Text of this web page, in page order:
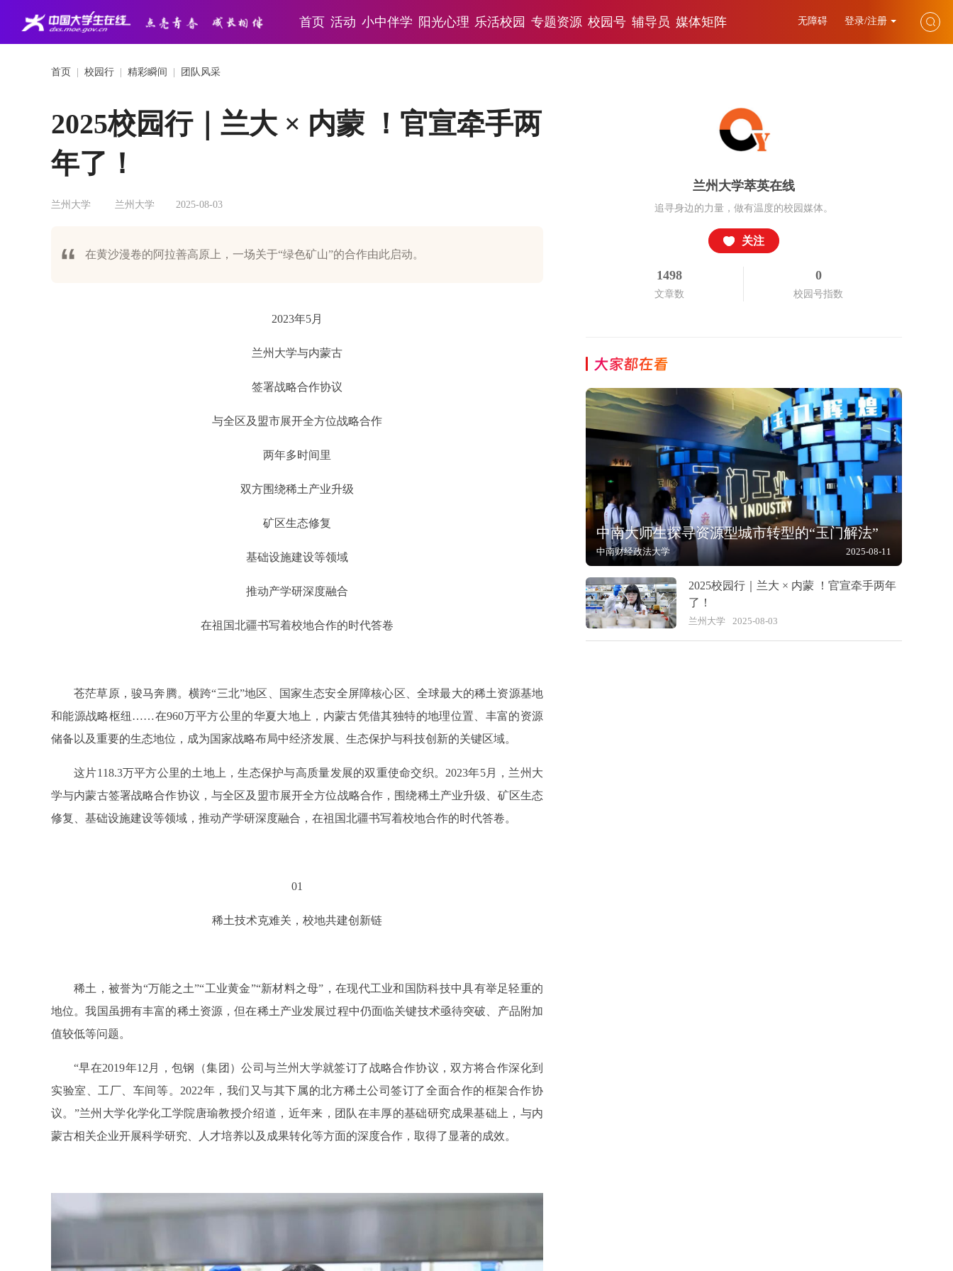
首页 活动 小中伴学 阳光心理 乐活校园 专题资源 校园号 辅导员 媒体矩阵 无障碍 登录/注册
首页 校园行 精彩瞬间 团队风采
2025校园行｜兰大 × 内蒙 ！官宣牵手两
年了！
兰州大学 兰州大学 2025-08-03
在黄沙漫卷的阿拉善高原上，一场关于“绿色矿山”的合作由此启动。
2023年5月
兰州大学与内蒙古
签署战略合作协议
与全区及盟市展开全方位战略合作
两年多时间里
双方围绕稀土产业升级
矿区生态修复
基础设施建设等领域
推动产学研深度融合
在祖国北疆书写着校地合作的时代答卷
苍茫草原，骏马奔腾。横跨“三北”地区、国家生态安全屏障核心区、全球最大的稀土资源基地
和能源战略枢纽……在960万平方公里的华夏大地上，内蒙古凭借其独特的地理位置、丰富的资源
储备以及重要的生态地位，成为国家战略布局中经济发展、生态保护与科技创新的关键区域。
这片118.3万平方公里的土地上，生态保护与高质量发展的双重使命交织。2023年5月，兰州大
学与内蒙古签署战略合作协议，与全区及盟市展开全方位战略合作，围绕稀土产业升级、矿区生态
修复、基础设施建设等领域，推动产学研深度融合，在祖国北疆书写着校地合作的时代答卷。
01
稀土技术克难关，校地共建创新链
稀土，被誉为“万能之土”“工业黄金”“新材料之母”，在现代工业和国防科技中具有举足轻重的
地位。我国虽拥有丰富的稀土资源，但在稀土产业发展过程中仍面临关键技术亟待突破、产品附加
值较低等问题。
“早在2019年12月，包钢（集团）公司与兰州大学就签订了战略合作协议，双方将合作深化到
实验室、工厂、车间等。2022年，我们又与其下属的北方稀土公司签订了全面合作的框架合作协
议。”兰州大学化学化工学院唐瑜教授介绍道，近年来，团队在丰厚的基础研究成果基础上，与内
蒙古相关企业开展科学研究、人才培养以及成果转化等方面的深度合作，取得了显著的成效。
兰州大学萃英在线
追寻身边的力量，做有温度的校园媒体。
关注
1498
文章数
0
校园号指数
大家都在看
中南大师生探寻资源型城市转型的“玉门解法”
中南财经政法大学 2025-08-11
2025校园行｜兰大 × 内蒙 ！官宣牵手两年
了！
兰州大学 2025-08-03